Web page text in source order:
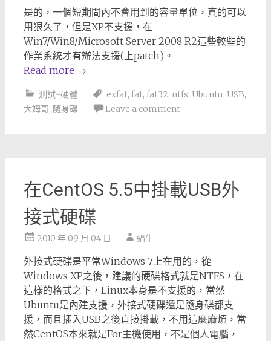
是的，一個短期間內不會用到的容量單位，真的可以
用狠久了，但是XP不支援，在
Win7/Win8/Microsoft Server 2008 R2這些較些的
作業系統才有辦法支援(上patch)。
Read more →
測試-硬體 exfat, fat, fat32, ntfs, Ubuntu, USB,
大姆哥, 隨身碟 Leave a comment
在CentOS 5.5中掛載USB外
接式硬碟
2010 年 09 月 04 日 蝸牛
外接式硬碟是平常Windows 7上在用的，從
Windows XP之後，建議的硬碟格式就是NTFS，在
這樣的格式之下，Linux本身是不支援的，當然
Ubuntu是內建支援，外接式硬碟還是隨身碟都支
援，而且插入USB之後直接掛載，不用這麼麻煩，當
然CentOS本來就是For主機使用，不是個人電腦，